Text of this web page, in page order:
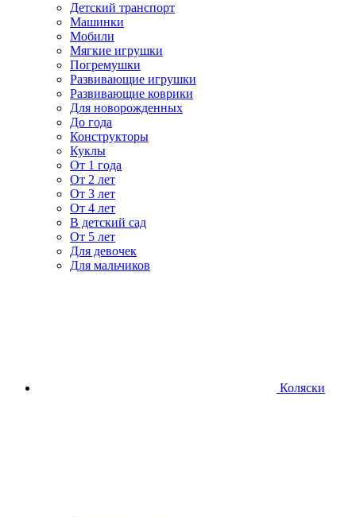
Детский транспорт
Машинки
Мобили
Мягкие игрушки
Погремушки
Развивающие игрушки
Развивающие коврики
Для новорожденных
До года
Конструкторы
Куклы
От 1 года
От 2 лет
От 3 лет
От 4 лет
В детский сад
От 5 лет
Для девочек
Для мальчиков
Коляски